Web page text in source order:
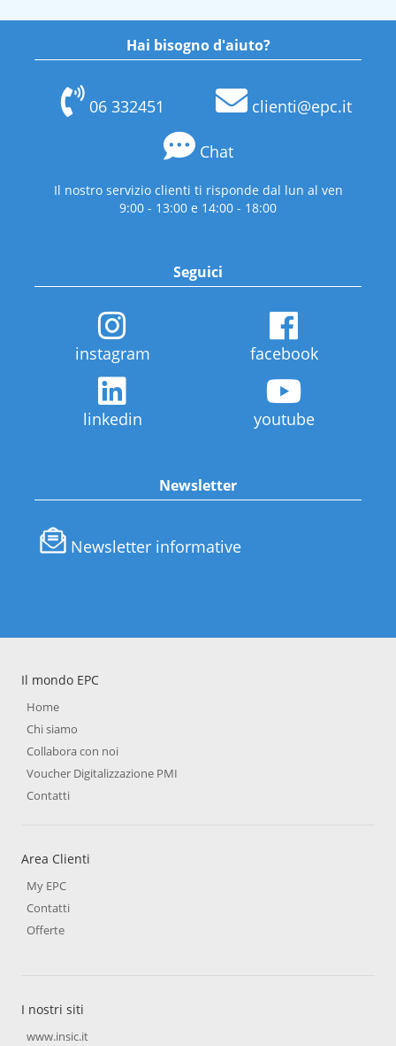
Hai bisogno d'aiuto?
06 332451 clienti@epc.it
Chat
Il nostro servizio clienti ti risponde dal lun al ven
9:00 - 13:00 e 14:00 - 18:00
Seguici
instagram facebook
linkedin youtube
Newsletter
Newsletter informative
Il mondo EPC
Home
Chi siamo
Collabora con noi
Voucher Digitalizzazione PMI
Contatti
Area Clienti
My EPC
Contatti
Offerte
I nostri siti
www.insic.it